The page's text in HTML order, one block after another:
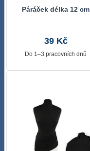
Páráček délka 12 cm
39 Kč
Do 1–3 pracovních dnů